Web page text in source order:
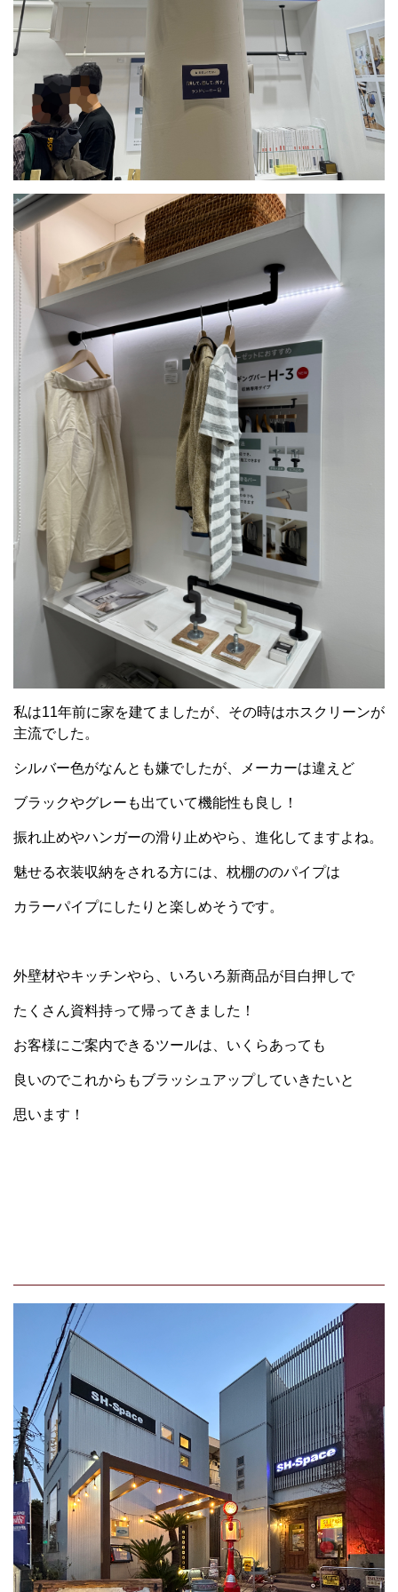
私は11年前に家を建てましたが、その時はホスクリーンが
主流でした。
シルバー色がなんとも嫌でしたが、メーカーは違えど
ブラックやグレーも出ていて機能性も良し！
振れ止めやハンガーの滑り止めやら、進化してますよね。
魅せる衣装収納をされる方には、枕棚ののパイプは
カラーパイプにしたりと楽しめそうです。
外壁材やキッチンやら、いろいろ新商品が目白押しで
たくさん資料持って帰ってきました！
お客様にご案内できるツールは、いくらあっても
良いのでこれからもブラッシュアップしていきたいと
思います！